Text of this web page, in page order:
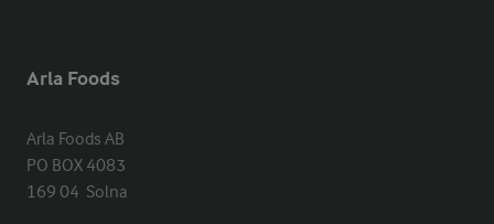
Arla Foods
Arla Foods AB
PO BOX 4083
169 04  Solna